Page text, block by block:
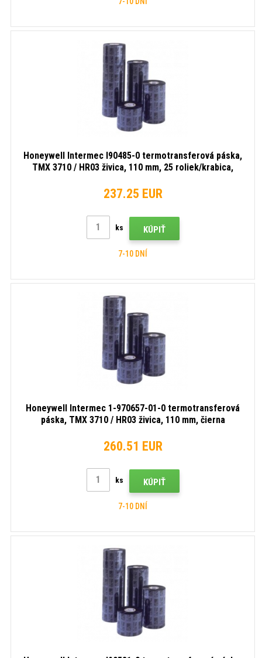
Honeywell Intermec I90485-0 termotransferová páska,
TMX 3710 / HR03 živica, 110 mm, 25 roliek/krabica,
237.25 EUR
ks KÚPIŤ
7-10 DNÍ
Honeywell Intermec 1-970657-01-0 termotransferová
páska, TMX 3710 / HR03 živica, 110 mm, čierna
260.51 EUR
ks KÚPIŤ
7-10 DNÍ